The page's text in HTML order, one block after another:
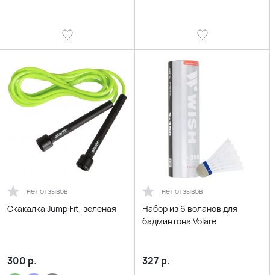
нет отзывов
Скакалка Jump Fit, зеленая
300 р.
нет отзывов
Набор из 6 воланов для
бадминтона Volare
327 р.